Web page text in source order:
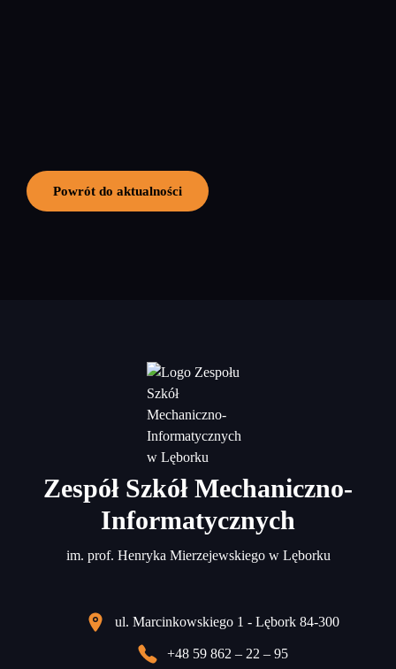
Powrót do aktualności
Zespół Szkół Mechaniczno-
Informatycznych
im. prof. Henryka Mierzejewskiego w Lęborku
ul. Marcinkowskiego 1 - Lębork 84-300
+48 59 862 – 22 – 95